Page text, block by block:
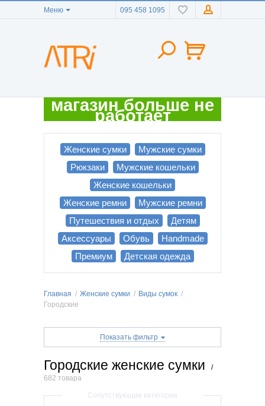
Меню 095 458 1095
магазин больше не
работает
Женские сумки
Мужские сумки
Рюкзаки
Мужские кошельки
Женские кошельки
Женские ремни
Мужские ремни
Путешествия и отдых
Детям
Аксессуары
Обувь
Handmade
Премиум
Детская одежда
Главная / Женские сумки / Виды сумок /
Городские
Показать фильтр
Городские женские сумки
/
682 товара